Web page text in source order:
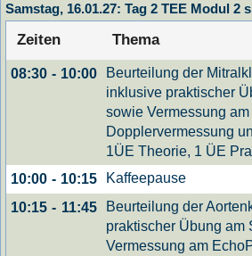
Samstag, 16.01.27: Tag 2 TEE Modul
Zeiten Thema
08:30 - 10:00
Beurteilung der
inklusive praktischer
sowie Vermessung
Dopplervermessung
1ÜE Theorie, 1 ÜE
10:00 - 10:15
Kaffeepause
10:15 - 11:45
Beurteilung der
praktischer Übung am
Vermessung am